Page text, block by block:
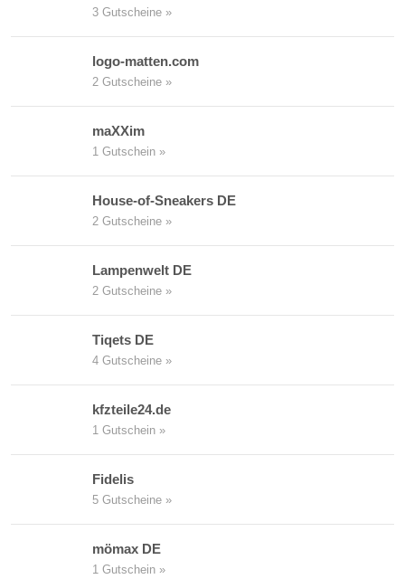
3 Gutscheine »
logo-matten.com
2 Gutscheine »
maXXim
1 Gutschein »
House-of-Sneakers DE
2 Gutscheine »
Lampenwelt DE
2 Gutscheine »
Tiqets DE
4 Gutscheine »
kfzteile24.de
1 Gutschein »
Fidelis
5 Gutscheine »
mömax DE
1 Gutschein »